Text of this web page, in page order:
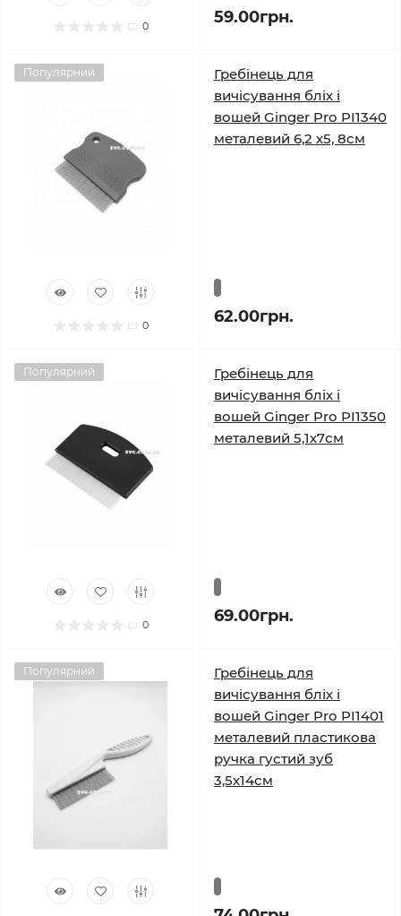
0 59.00грн.
Популярний
0
Гребінець для
вичісування бліх і
вошей Ginger Pro PI1340
металевий 6,2 х5, 8см
62.00грн.
Популярний
0
Гребінець для
вичісування бліх і
вошей Ginger Pro PI1350
металевий 5,1х7см
69.00грн.
Популярний
Гребінець для
вичісування бліх і
вошей Ginger Pro PI1401
металевий пластикова
ручка густий зуб
3,5х14см